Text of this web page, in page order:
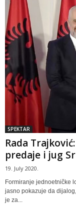
SPEKTAR
Rada
predaje i jug
19. July 2020.
Formiranje jednoetničke
jasno pokazuje da
je za...